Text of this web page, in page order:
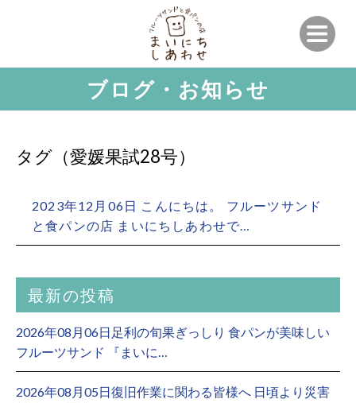
ブログ・お知らせ
タグ（愛媛果試28号）
2023年12月06日 こんにちは。 フルーツサンド
と食パンの店 まいにちしあわせで…
最新の投稿
2026年08月06日足利の旬果ぎっしり 食パンが美味しい
フルーツサンド 『まいに…
2026年08月05日復旧作業に関わる皆様へ 日頃より災害